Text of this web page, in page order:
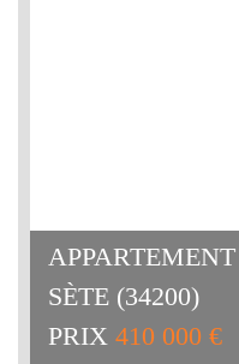
SÈTE (34200)
PRIX 410 000 €